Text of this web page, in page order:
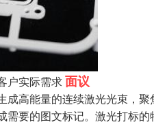
户实际需求面议
成高能量的连续激光光束，
需要的图文标记。激光打标